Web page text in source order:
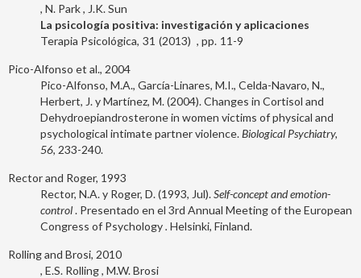
N. Park
J.K. Sun
La psicología positiva: investigación y aplicaciones
Terapia Psicológica 31 2013 11-9
Pico-Alfonso et al., 2004
Pico-Alfonso, M.A., García-Linares, M.I., Celda-Navaro, N.,
Herbert, J. y Martínez, M. (2004). Changes in Cortisol and
Dehydroepiandrosterone in women victims of physical and
psychological intimate partner violence.Biological Psychiatry,
56, 233-240.
Rector and Roger, 1993
Rector, N.A. y Roger, D. (1993, Jul).Self-concept and emotion-
control. Presentado en el 3rd Annual Meeting of the European
Congress of Psychology. Helsinki, Finland.
Rolling and Brosi, 2010
E.S. Rolling M.W. Brosi